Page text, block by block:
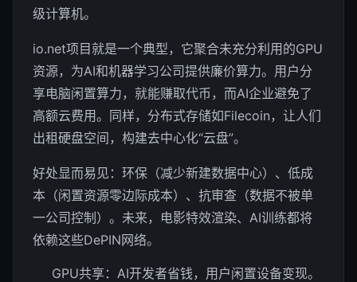
级计算机。
io.net项目就是一个典型，它聚合未充分利用的GPU
资源，为AI和机器学习公司提供廉价算力。用户分
享电脑闲置算力，就能赚取代币，而AI企业避免了
高额云费用。同样，分布式存储如Filecoin，让人们
出租硬盘空间，构建去中心化“云盘”。
好处显而易见：环保（减少新建数据中心）、低成
本（闲置资源零边际成本）、抗审查（数据不被单
一公司控制）。未来，电影特效渲染、AI训练都将
依赖这些DePIN网络。
GPU共享：AI开发者省钱，用户闲置设备变现。